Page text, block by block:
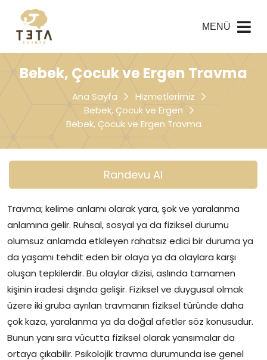
MENÜ
Bebek, Çocuk ve Ergen Travma
Ana Sayfa
Hizmetlerimiz
Bebek, Çocuk ve Ergen
Bebek, Çocuk ve Ergen Travma
Randevu Al
Travma; kelime anlamı olarak yara, şok ve yaralanma
anlamına gelir. Ruhsal, sosyal ya da fiziksel durumu
olumsuz anlamda etkileyen rahatsız edici bir duruma ya
da yaşamı tehdit eden bir olaya ya da olaylara karşı
oluşan tepkilerdir. Bu olaylar dizisi, aslında tamamen
kişinin iradesi dışında gelişir. Fiziksel ve duygusal olmak
üzere iki gruba ayrılan travmanın fiziksel türünde daha
çok kaza, yaralanma ya da doğal afetler söz konusudur.
Bunun yanı sıra vücutta fiziksel olarak yansımalar da
ortaya çıkabilir. Psikolojik travma durumunda ise genel